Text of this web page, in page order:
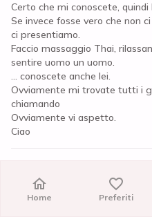
Certo che mi conoscete,
Se invece fosse vero che non
ci presentiamo.
Faccio massaggio Thai,
sentire uomo un uomo.
... conoscete anche lei.
Ovviamente mi trovate tutti i
chiamando
Ovviamente vi aspetto.
Ciao
C'è qualche problema?
Per noi la trasparenza e la
Home Preferiti
Home Preferiti